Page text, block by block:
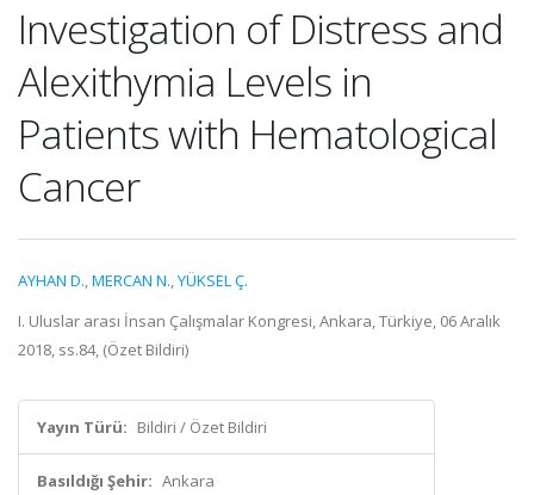
Investigation of Distress and
Alexithymia Levels in
Patients with Hematological
Cancer
AYHAN D.,MERCAN N.,YÜKSEL Ç.
I. Uluslar arası İnsan Çalışmalar Kongresi, Ankara, Türkiye, 06 Aralık
2018, ss.84, (Özet Bildiri)
Yayın Türü: Bildiri / Özet Bildiri
Basıldığı Şehir: Ankara